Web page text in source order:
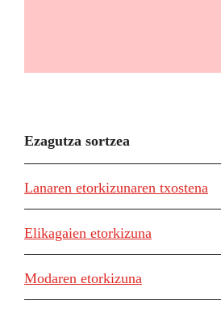
Ezagutza sortzea
Lanaren etorkizunaren txostena
Elikagaien etorkizuna
Modaren etorkizuna